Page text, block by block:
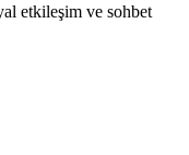
etkileşim ve sohbet